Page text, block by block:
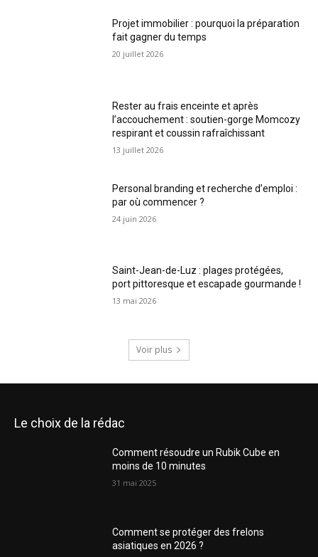
Projet immobilier : pourquoi la préparation
fait gagner du temps
20 juillet 2026
Rester au frais enceinte et après
l’accouchement : soutien-gorge Momcozy
respirant et coussin rafraîchissant
13 juillet 2026
Personal branding et recherche d’emploi :
par où commencer ?
24 juin 2026
Saint-Jean-de-Luz : plages protégées,
port pittoresque et escapade gourmande !
13 mai 2026
Voir plus
Le choix de la rédac
Comment résoudre un Rubik Cube en
moins de 10 minutes
31 mai 2025
Comment se protéger des frelons
asiatiques en 2026 ?